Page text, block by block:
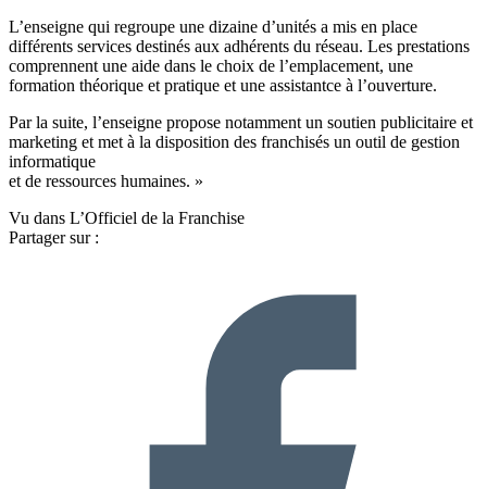
L’enseigne qui regroupe une dizaine d’unités a mis en place
différents services destinés aux adhérents du réseau. Les prestations
comprennent une aide dans le choix de l’emplacement, une
formation théorique et pratique et une assistantce à l’ouverture.
Par la suite, l’enseigne propose notamment un soutien publicitaire et
marketing et met à la disposition des franchisés un outil de gestion
informatique
et de ressources humaines. »
Vu dans L’Officiel de la Franchise
Partager sur :